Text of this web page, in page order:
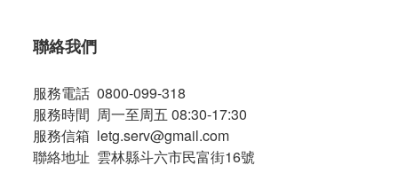
聯絡我們
服務電話 0800-099-318
服務時間 周一至周五 08:30-17:30
服務信箱 letg.serv@gmail.com
聯絡地址 雲林縣斗六市民富街16號